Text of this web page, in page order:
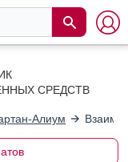
СРЕДСТВ
Алиум